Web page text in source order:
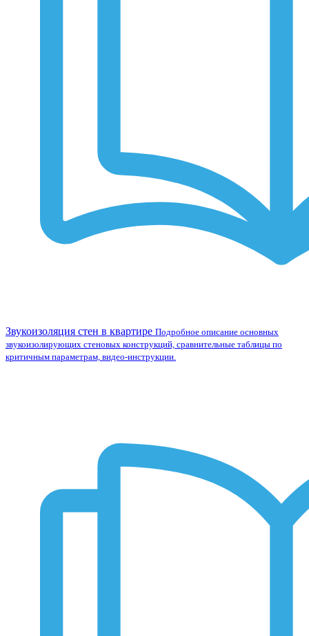
Звукоизоляция стен в квартире Подробное описание основных
звукоизолирующих стеновых конструкций, сравнительные таблицы по
критичным параметрам, видео-инструкции.